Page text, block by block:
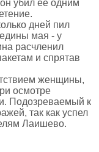
убил ее одним
дней пил
мая - у
расчленил
и спрятав
женщины,
осмотре
Подозреваемый к
так как успел
Лаишево.